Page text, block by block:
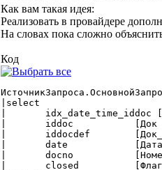
Как вам такая идея:
Реализовать в провайдере
На словах пока сложно
Код
|select